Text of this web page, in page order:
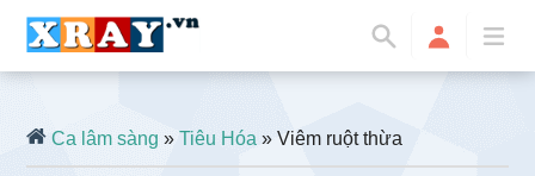
Ca lâm sàng »Tiêu Hóa » Viêm ruột thừa